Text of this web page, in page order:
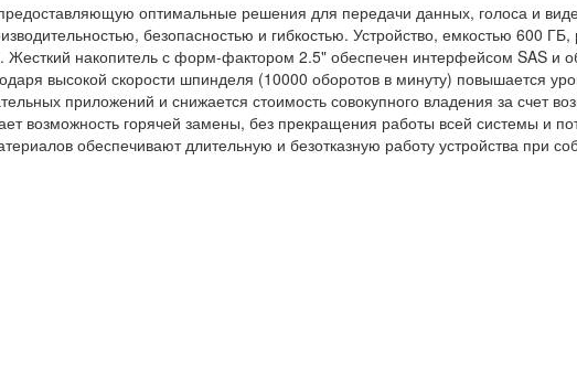
предоставляющую оптимальные решения для передачи данных, голоса и
безопасностью и гибкостью. Устройство, емкостью 600 ГБ,
Жесткий накопитель с форм-фактором 2.5" обеспечен интерфейсом SAS и
высокой скорости шпинделя (10000 оборотов в минуту) повышается
приложений и снижается стоимость совокупного владения за счет
возможность горячей замены, без прекращения работы всей системы и
обеспечивают длительную и безотказную работу устройства при